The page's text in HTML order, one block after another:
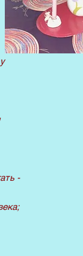
-